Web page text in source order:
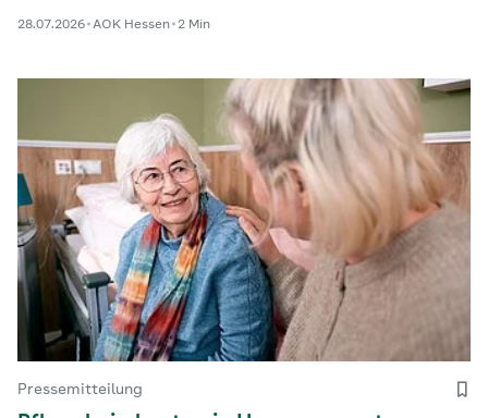
28.07.2026 AOK Hessen 2 Min
Pressemitteilung